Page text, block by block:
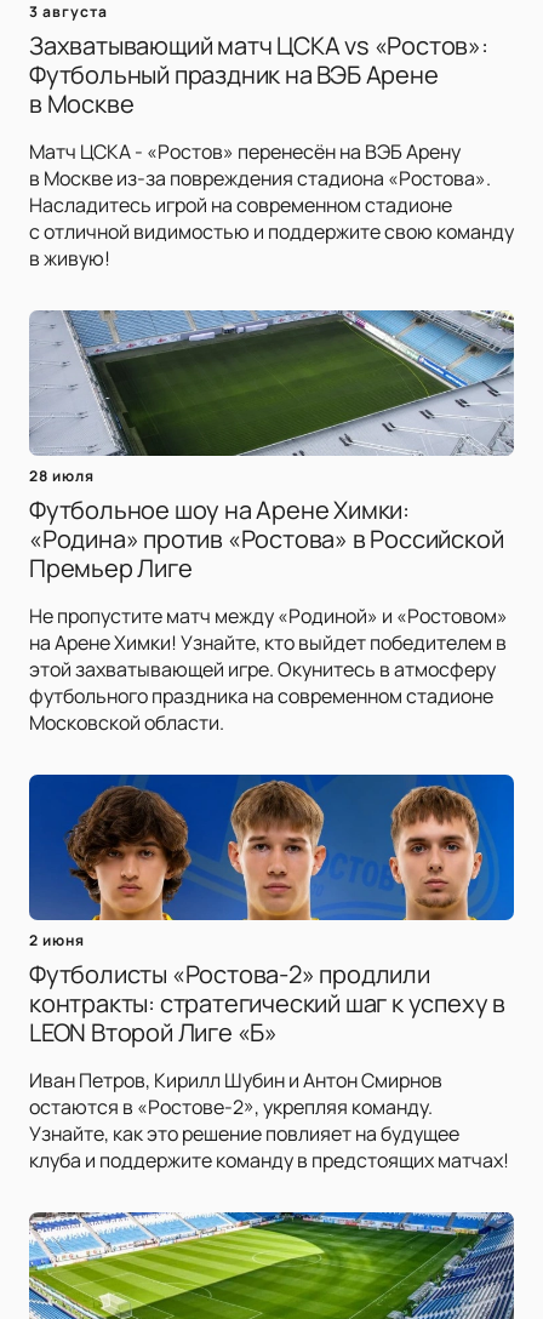
3 августа
Захватывающий матч ЦСКА vs «Ростов»:
Футбольный праздник на ВЭБ Арене
в Москве
Матч ЦСКА - «Ростов» перенесён на ВЭБ Арену
в Москве из-за повреждения стадиона «Ростова».
Насладитесь игрой на современном стадионе
с отличной видимостью и поддержите свою команду
в живую!
28 июля
Футбольное шоу на Арене Химки:
«Родина» против «Ростова» в Российской
Премьер Лиге
Не пропустите матч между «Родиной» и «Ростовом»
на Арене Химки! Узнайте, кто выйдет победителем в
этой захватывающей игре. Окунитесь в атмосферу
футбольного праздника на современном стадионе
Московской области.
2 июня
Футболисты «Ростова-2» продлили
контракты: стратегический шаг к успеху в
LEON Второй Лиге «Б»
Иван Петров, Кирилл Шубин и Антон Смирнов
остаются в «Ростове-2», укрепляя команду.
Узнайте, как это решение повлияет на будущее
клуба и поддержите команду в предстоящих матчах!